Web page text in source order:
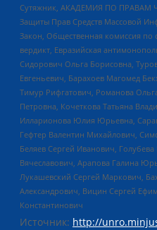
Сутяжник, АКАДЕМИЯ ПО ПРАВАМ
Защиты Прав Средств Массовой
Закон, Общественная комиссия
вердикт, Евразийская
Сидорович Ольга Борисовна,
Евгеньевич, Барахоев Магомед
Тимур Рифгатович, Романова
Петровна, Кочеткова Татьяна
Илларионова Юлия Юрьевна,
Гефтер Валентин Михайлович,
Беляев Сергей Иванович,
Вячеславович, Арапова Галина
Лукашевский Сергей Маркович,
Александрович, Вицин Сергей
Константинович
Источник: http://